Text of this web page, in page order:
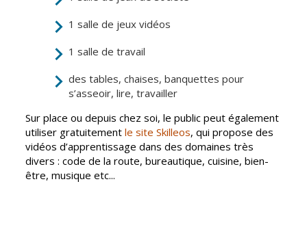
Gare de Vierzon
Travaux
Refuge canin
Marchés
logement
Économie et
commerce
Réseau de
1 salle de jeux vidéos
1 salle de travail
des tables, chaises, banquettes pour
s’asseoir, lire, travailler
Sur place ou depuis chez soi, le public peut également
utiliser gratuitementle site Skilleos, qui propose des
vidéos d’apprentissage dans des domaines très
divers : code de la route, bureautique, cuisine, bien-
être, musique etc...